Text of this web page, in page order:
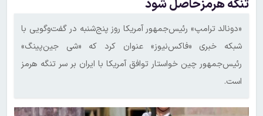
تنگه هرمزحاصل شود
«دونالد ترامپ» رئیس‌جمهور آمریکا روز پنج‌شنبه در گفت‌وگویی با
شبکه خبری «فاکس‌نیوز» عنوان کرد که «شی جین‌پینگ»
رئیس‌جمهور چین خواستار توافق آمریکا با ایران بر سر تنگه هرمز
است.